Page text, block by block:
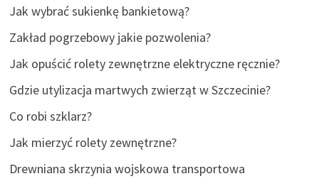
Jak wybrać sukienkę bankietową?
Zakład pogrzebowy jakie pozwolenia?
Jak opuścić rolety zewnętrzne elektryczne ręcznie?
Gdzie utylizacja martwych zwierząt w Szczecinie?
Co robi szklarz?
Jak mierzyć rolety zewnętrzne?
Drewniana skrzynia wojskowa transportowa